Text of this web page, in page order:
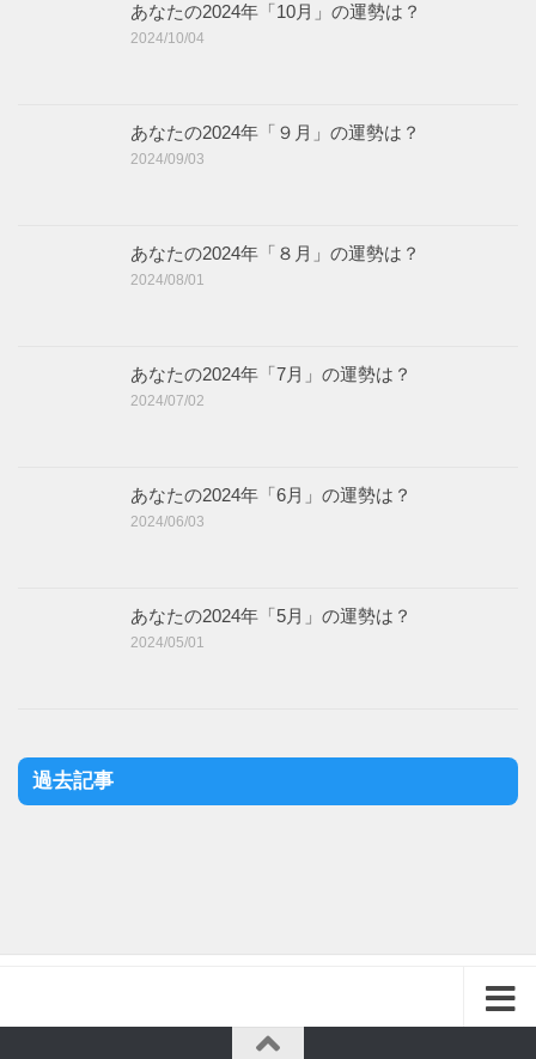
あなたの2024年「10月」の運勢は？
2024/10/04
あなたの2024年「９月」の運勢は？
2024/09/03
あなたの2024年「８月」の運勢は？
2024/08/01
あなたの2024年「7月」の運勢は？
2024/07/02
あなたの2024年「6月」の運勢は？
2024/06/03
あなたの2024年「5月」の運勢は？
2024/05/01
過去記事